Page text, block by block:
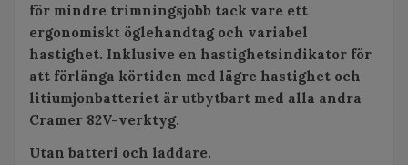
för mindre trimningsjobb tack vare ett
ergonomiskt öglehandtag och variabel
hastighet. Inklusive en hastighetsindikator för
att förlänga körtiden med lägre hastighet och
litiumjonbatteriet är utbytbart med alla andra
Cramer 82V-verktyg.
Utan batteri och laddare.